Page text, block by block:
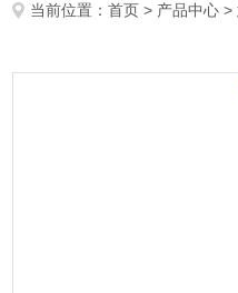
当前位置：首页 > 产品中心 >